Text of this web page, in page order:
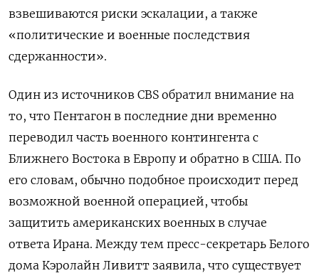
взвешиваются риски эскалации, а также
«политические и военные последствия
сдержанности».
Один из источников CBS обратил внимание на
то, что Пентагон в последние дни временно
переводил часть военного контингента с
Ближнего Востока в Европу и обратно в США. По
его словам, обычно подобное происходит перед
возможной военной операцией, чтобы
защитить американских военных в случае
ответа Ирана. Между тем пресс-секретарь Белого
дома Кэролайн Ливитт заявила, что существует